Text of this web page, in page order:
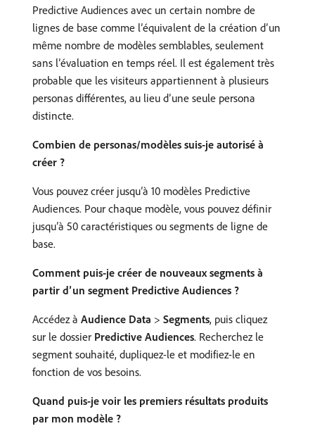
Predictive Audiences avec un certain nombre de
lignes de base comme l’équivalent de la création d’un
même nombre de modèles semblables, seulement
sans l’évaluation en temps réel. Il est également très
probable que les visiteurs appartiennent à plusieurs
personas différentes, au lieu d’une seule persona
distincte.
Combien de personas/modèles suis-je autorisé à
créer ?
Vous pouvez créer jusqu’à 10 modèles Predictive
Audiences. Pour chaque modèle, vous pouvez définir
jusqu’à 50 caractéristiques ou segments de ligne de
base.
Comment puis-je créer de nouveaux segments à
partir d’un segment Predictive Audiences ?
Accédez à Audience Data > Segments, puis cliquez
sur le dossier Predictive Audiences. Recherchez le
segment souhaité, dupliquez-le et modifiez-le en
fonction de vos besoins.
Quand puis-je voir les premiers résultats produits
par mon modèle ?